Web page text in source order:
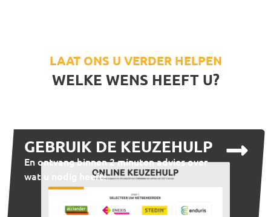
LAAT ONS U VERDER HELPEN
WELKE WENS HEEFT U?
GEBRUIK DE KEUZEHULP
En ontvang binnen 2 minuten advies over
wat u nodig heeft!